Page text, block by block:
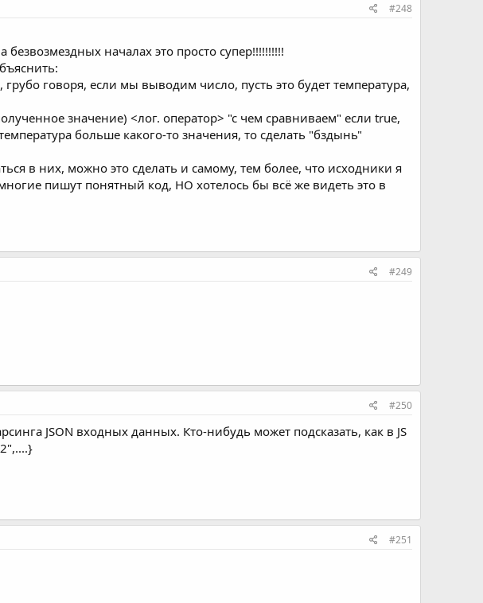
#248
началах это просто супер!!!!!!!!!!
говоря, если мы выводим число, пусть это будет температура,
значение) <лог. оператор> "с чем сравниваем" если true,
больше какого-то значения, то сделать "бздынь"
в них, можно это сделать и самому, тем более, что исходники я
пишут понятный код, НО хотелось бы всё же видеть это в
#249
#250
JSON входных данных. Кто-нибудь может подсказать, как в JS
#251